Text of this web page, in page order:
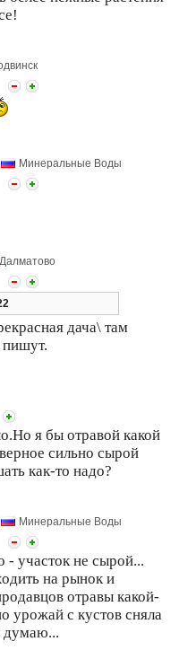
Минеральные Воды
Далматово
дача\ там
пишут.
я бы отравой какой
сильно сырой
как-то надо?
Минеральные Воды
- участок не сырой...
на рынок и
отравы какой-
урожай с кустов сняла
думаю...